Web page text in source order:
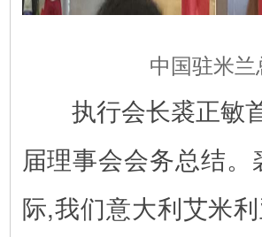
中国驻米
执行会长裘正敏首
届理事会会务总结
际,我们意大利艾米